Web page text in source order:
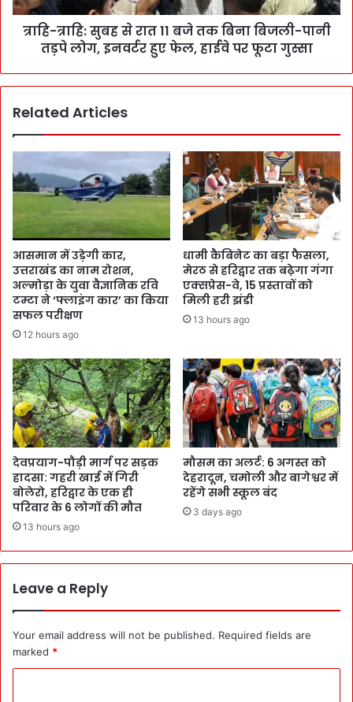
त्राहि-त्राहि: सुबह से रात 11 बजे तक बिना बिजली-पानी
तड़पे लोग, इनवर्टर हुए फेल, हाईवे पर फूटा गुस्सा
Related Articles
आसमान में उड़ेगी कार,
उत्तराखंड का नाम रोशन,
अल्मोड़ा के युवा वैज्ञानिक रवि
टम्टा ने ‘फ्लाइंग कार’ का किया
सफल परीक्षण
12 hours ago
धामी कैबिनेट का बड़ा फैसला,
मेरठ से हरिद्वार तक बढ़ेगा गंगा
एक्सप्रेस-वे, 15 प्रस्तावों को
मिली हरी झंडी
13 hours ago
देवप्रयाग-पौड़ी मार्ग पर सड़क
हादसा: गहरी खाई में गिरी
बोलेरो, हरिद्वार के एक ही
परिवार के 6 लोगों की मौत
13 hours ago
मौसम का अलर्ट: 6 अगस्त को
देहरादून, चमोली और बागेश्वर में
रहेंगे सभी स्कूल बंद
3 days ago
Leave a Reply
Your email address will not be published. Required fields are
marked *